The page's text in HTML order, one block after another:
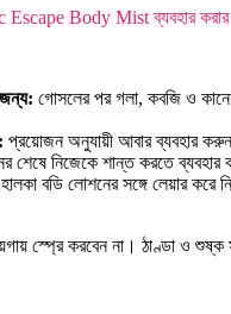
Body Mist ব্যবহার করার
জন্য: গোসলের পর গলা, কবজি ও
প্রয়োজন অনুযায়ী আবার ব্যবহার
শেষে নিজেকে শান্ত করতে
হালকা বডি লোশনের সঙ্গে লেয়ার করে
স্প্রে করবেন না। ঠাণ্ডা ও শুষ্ক